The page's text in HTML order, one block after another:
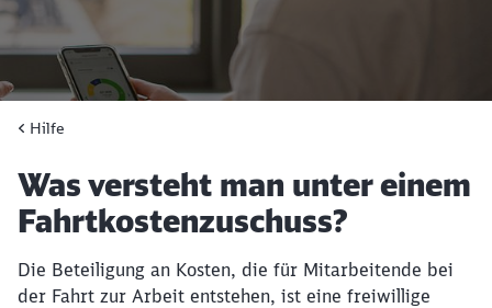
Hilfe
Artikel:
Was versteht man unter einem
Fahrtkostenzuschuss?
Die Beteiligung an Kosten, die für Mitarbeitende bei
der Fahrt zur Arbeit entstehen, ist eine freiwillige